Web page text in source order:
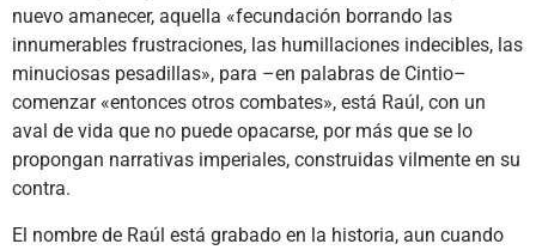
nuevo amanecer, aquella «fecundación borrando las
innumerables frustraciones, las humillaciones indecibles, las
minuciosas pesadillas», para –en palabras de Cintio–
comenzar «entonces otros combates», está Raúl, con un
aval de vida que no puede opacarse, por más que se lo
propongan narrativas imperiales, construidas vilmente en su
contra.
El nombre de Raúl está grabado en la historia, aun cuando